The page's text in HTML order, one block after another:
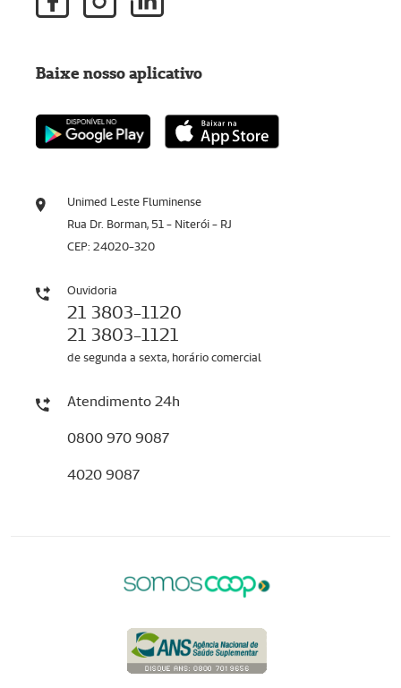
Unimed Leste Fluminense
Rua Dr. Borman, 51 - Niterói - RJ
CEP: 24020-320
Ouvidoria
21 3803-1120
21 3803-1121
de segunda a sexta, horário comercial
Atendimento 24h
0800 970 9087
4020 9087
Baixe nosso aplicativo